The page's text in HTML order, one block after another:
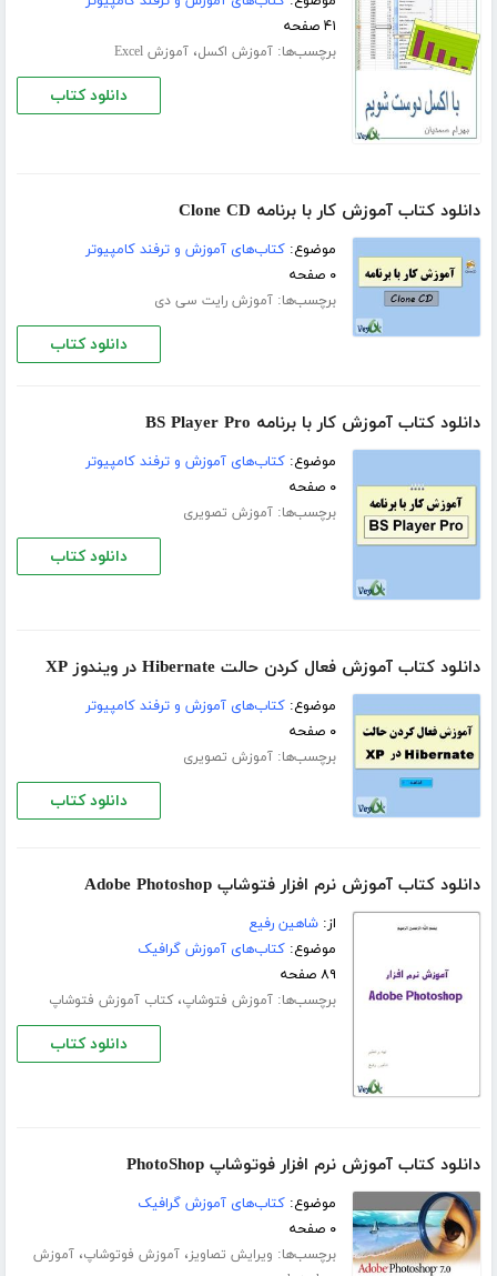
۴۱ صفحه
برچسب‌ها:آموزش اکسل،آموزش Excel
دانلود کتاب
دانلود کتاب آموزش کار با برنامه Clone CD
موضوع:کتاب‌های آموزش و ترفند کامپیوتر
۰ صفحه
برچسب‌ها:آموزش رایت سی دی
دانلود کتاب
دانلود کتاب آموزش کار با برنامه BS Player Pro
موضوع:کتاب‌های آموزش و ترفند کامپیوتر
۰ صفحه
برچسب‌ها:آموزش تصویری
دانلود کتاب
دانلود کتاب آموزش فعال کردن حالت Hibernate در ویندوز XP
موضوع:کتاب‌های آموزش و ترفند کامپیوتر
۰ صفحه
برچسب‌ها:آموزش تصویری
دانلود کتاب
دانلود کتاب آموزش نرم افزار فتوشاپ Adobe Photoshop
از:شاهین رفیع
موضوع:کتاب‌های آموزش گرافیک
۸۹ صفحه
برچسب‌ها:آموزش فتوشاپ،کتاب آموزش فتوشاپ
دانلود کتاب
دانلود کتاب آموزش نرم افزار فوتوشاپ PhotoShop
موضوع:کتاب‌های آموزش گرافیک
۰ صفحه
برچسب‌ها: ویرایش تصاویز،آموزش فوتوشاپ،آموزش